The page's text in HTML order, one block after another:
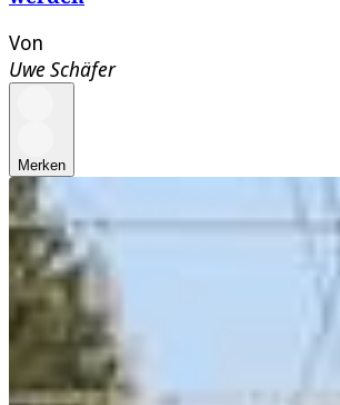
Von
Uwe Schäfer
Merken